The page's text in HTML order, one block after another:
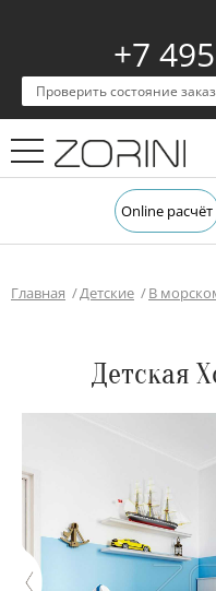
+7
Проверить состояние
Online расчёт
Главная Детские В
Детская